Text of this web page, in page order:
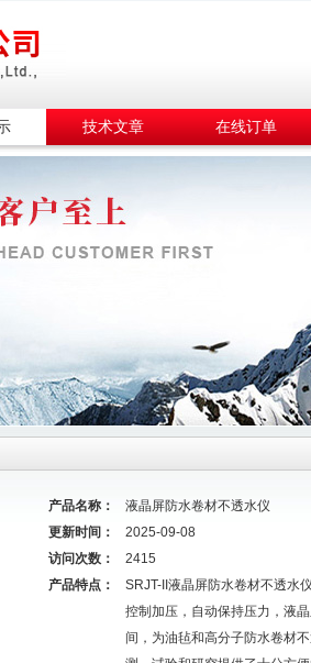
技术文章 在线订单
产品名称：
液晶屏防水卷材不透水仪
更新时间：
2025-09-08
访问次数：
2415
产品特点：
SRJT-II液晶屏防水卷材不透水
控制加压，自动保持压力，液
间，为油毡和高分子防水卷材